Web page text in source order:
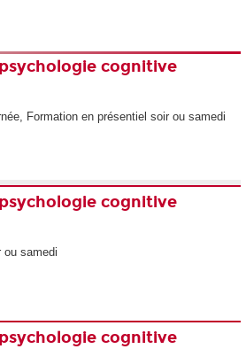
cognitive
Formation en présentiel soir ou samedi
cognitive
ou samedi
cognitive